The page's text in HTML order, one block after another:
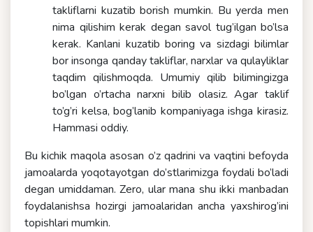
takliflarni kuzatib borish mumkin. Bu yerda men
nima qilishim kerak degan savol tug’ilgan bo’lsa
kerak. Kanlani kuzatib boring va sizdagi bilimlar
bor insonga qanday takliflar, narxlar va qulayliklar
taqdim qilishmoqda. Umumiy qilib bilimingizga
bo’lgan o’rtacha narxni bilib olasiz. Agar taklif
to’g’ri kelsa, bog’lanib kompaniyaga ishga kirasiz.
Hammasi oddiy.
Bu kichik maqola asosan o’z qadrini va vaqtini befoyda
jamoalarda yoqotayotgan do’stlarimizga foydali bo’ladi
degan umiddaman. Zero, ular mana shu ikki manbadan
foydalanishsa hozirgi jamoalaridan ancha yaxshirog’ini
topishlari mumkin.